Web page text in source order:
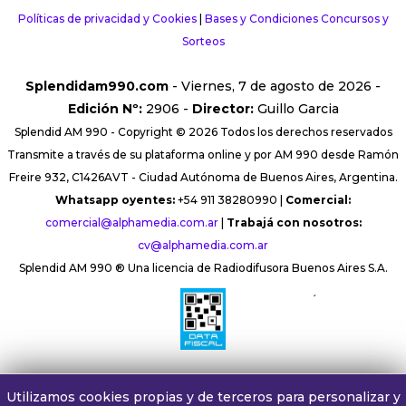
Políticas de privacidad y Cookies| Bases y Condiciones Concursos y
Sorteos
Splendidam990.com - Viernes, 7 de agosto de 2026 -
Edición Nº:2906 - Director:Guillo Garcia
Splendid AM 990 - Copyright © 2026 Todos los derechos reservados
Transmite a través de su plataforma online y por AM 990 desde Ramón
Freire 932, C1426AVT - Ciudad Autónoma de Buenos Aires, Argentina.
Whatsapp oyentes: +54 911 38280990 | Comercial:
comercial@alphamedia.com.ar| Trabajá con nosotros:
cv@alphamedia.com.ar
Splendid AM 990 ® Una licencia de Radiodifusora Buenos Aires S.A.
´
Utilizamos cookies propias y de terceros para personalizar y